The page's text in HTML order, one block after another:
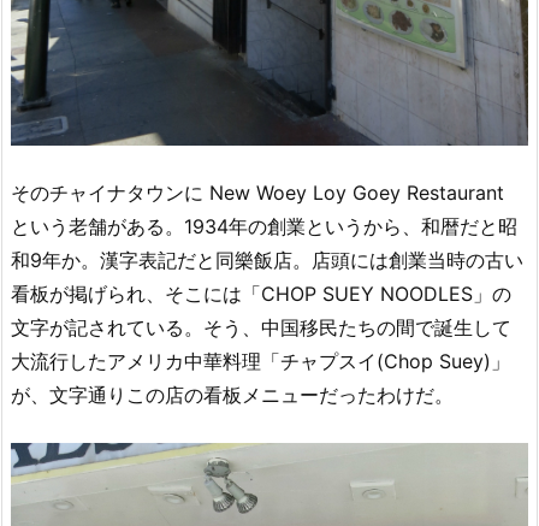
そのチャイナタウンに New Woey Loy Goey Restaurant
という老舗がある。1934年の創業というから、和暦だと昭
和9年か。漢字表記だと同樂飯店。店頭には創業当時の古い
看板が掲げられ、そこには「CHOP SUEY NOODLES」の
文字が記されている。そう、中国移民たちの間で誕生して
大流行したアメリカ中華料理「チャプスイ(Chop Suey)」
が、文字通りこの店の看板メニューだったわけだ。